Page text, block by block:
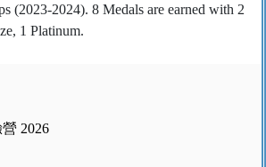
(2023-2024). 8 Medals are earned with 2
1 Platinum.
2026